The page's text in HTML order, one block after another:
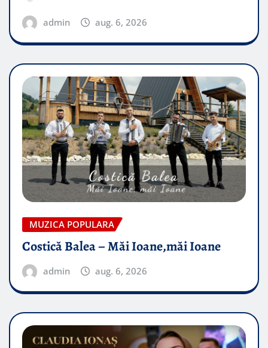
admin aug. 6, 2026
MUZICA POPULARA
Costică Balea – Măi Ioane,măi Ioane
admin aug. 6, 2026